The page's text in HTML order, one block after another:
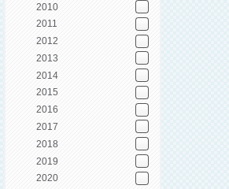
2010
2011
2012
2013
2014
2015
2016
2017
2018
2019
2020